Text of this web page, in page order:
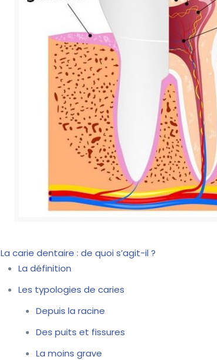
La carie dentaire : de quoi s’agit-il ?
La définition
Les typologies de caries
Depuis la racine
Des puits et fissures
La moins grave